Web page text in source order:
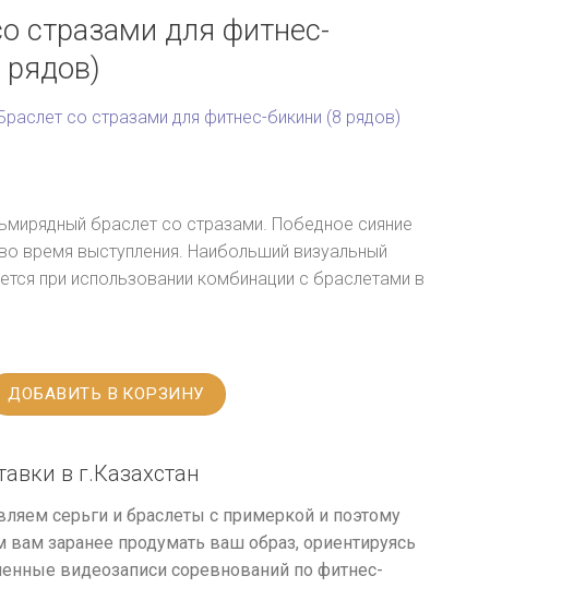
стразами для фитнес-
рядов)
со стразами для фитнес-бикини (8 рядов)
браслет со стразами. Победное сияние
время выступления. Наибольший визуальный
при использовании комбинации с браслетами в
ДОБАВИТЬ В КОРЗИНУ
в г.Казахстан
серьги и браслеты с примеркой и поэтому
заранее продумать ваш образ, ориентируясь
видеозаписи соревнований по фитнес-